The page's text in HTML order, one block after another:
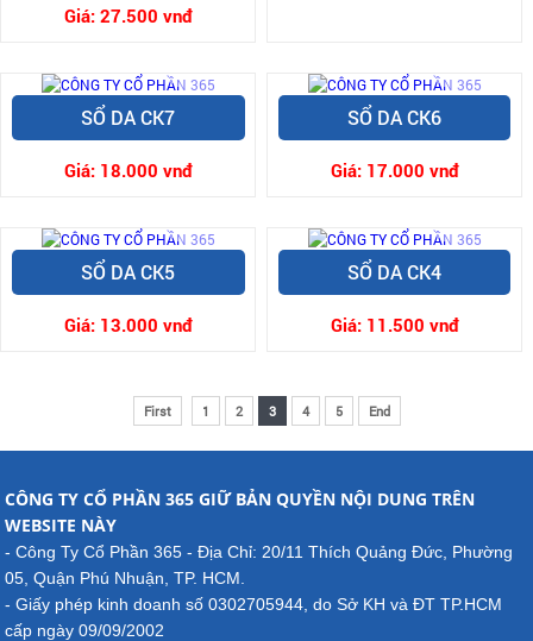
Giá: 27.500 vnđ
SỔ DA CK7
Giá: 18.000 vnđ
SỔ DA CK6
Giá: 17.000 vnđ
SỔ DA CK5
Giá: 13.000 vnđ
SỔ DA CK4
Giá: 11.500 vnđ
First 1 2 3 4 5 End
CÔNG TY CỔ PHẦN 365 GIỮ BẢN QUYỀN NỘI DUNG TRÊN
WEBSITE NÀY
- Công Ty Cổ Phần 365 - Địa Chỉ: 20/11 Thích Quảng Đức, Phường
05, Quận Phú Nhuận, TP. HCM.
- Giấy phép kinh doanh số 0302705944, do Sở KH và ĐT TP.HCM
cấp ngày 09/09/2002